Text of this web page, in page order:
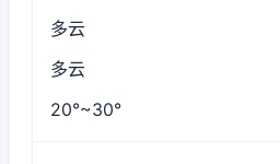
多云
多云
20°~30°